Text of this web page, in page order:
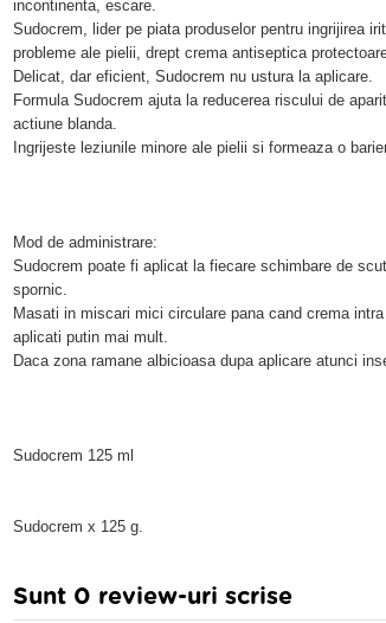
incontinenta, escare.
Sudocrem, lider pe piata produselor pentru ingrijirea
probleme ale pielii, drept crema antiseptica
Delicat, dar eficient, Sudocrem nu ustura la aplicare.
Formula Sudocrem ajuta la reducerea riscului de
actiune blanda.
Ingrijeste leziunile minore ale pielii si formeaza o
Mod de administrare:
Sudocrem poate fi aplicat la fiecare schimbare de
spornic.
Masati in miscari mici circulare pana cand crema
aplicati putin mai mult.
Daca zona ramane albicioasa dupa aplicare atunci
Sudocrem 125 ml
Sudocrem x 125 g.
Sunt 0 review-uri scrise